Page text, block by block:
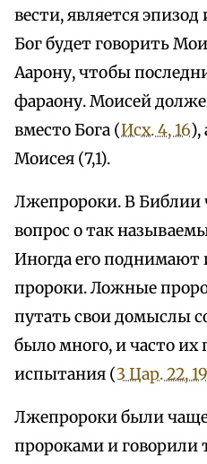
вести, является
Бог будет говорить
Аарону, чтобы
фараону. Моисей
вместо Бога (Исх. 4, 16),
Моисея (7,1).
Лжепророки. В Библии
вопрос о так
Иногда его
пророки. Ложные
путать свои домыслы
было много, и часто их
испытания (3 Цар. 22,
Лжепророки были
пророками и говорили